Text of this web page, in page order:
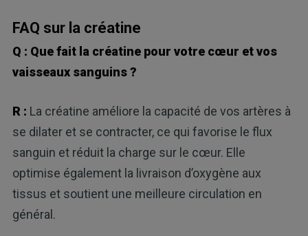
FAQ sur la créatine
Q : Que fait la créatine pour votre cœur et vos
vaisseaux sanguins ?
R : La créatine améliore la capacité de vos artères à
se dilater et se contracter, ce qui favorise le flux
sanguin et réduit la charge sur le cœur. Elle
optimise également la livraison d’oxygène aux
tissus et soutient une meilleure circulation en
général.